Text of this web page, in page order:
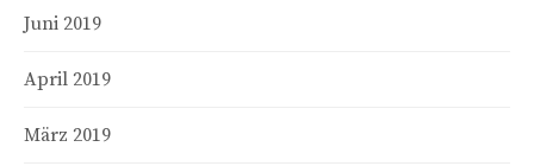
Juni 2019
April 2019
März 2019